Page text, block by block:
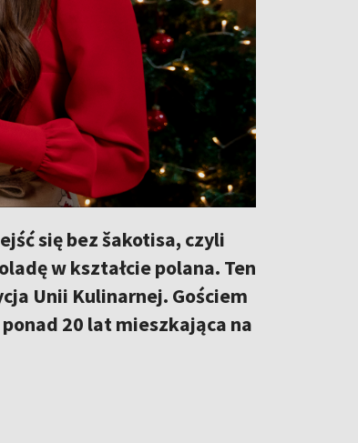
się bez šakotisa, czyli
w kształcie polana. Ten
Unii Kulinarnej. Gościem
20 lat mieszkająca na